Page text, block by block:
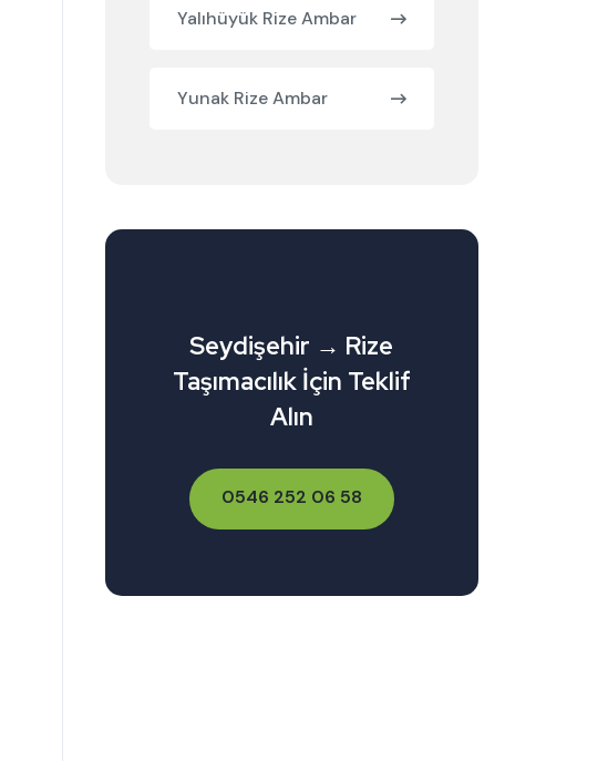
Yalıhüyük Rize Ambar
Yunak Rize Ambar
Seydişehir → Rize
Taşımacılık İçin Teklif
Alın
0546 252 06 58